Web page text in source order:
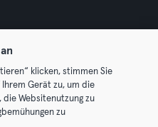
All rights reserved.
klicken, stimmen Sie
Gerät zu, um die
die Websitenutzung zu
zu